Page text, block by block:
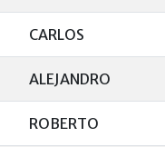
CARLOS
ALEJANDRO
ROBERTO